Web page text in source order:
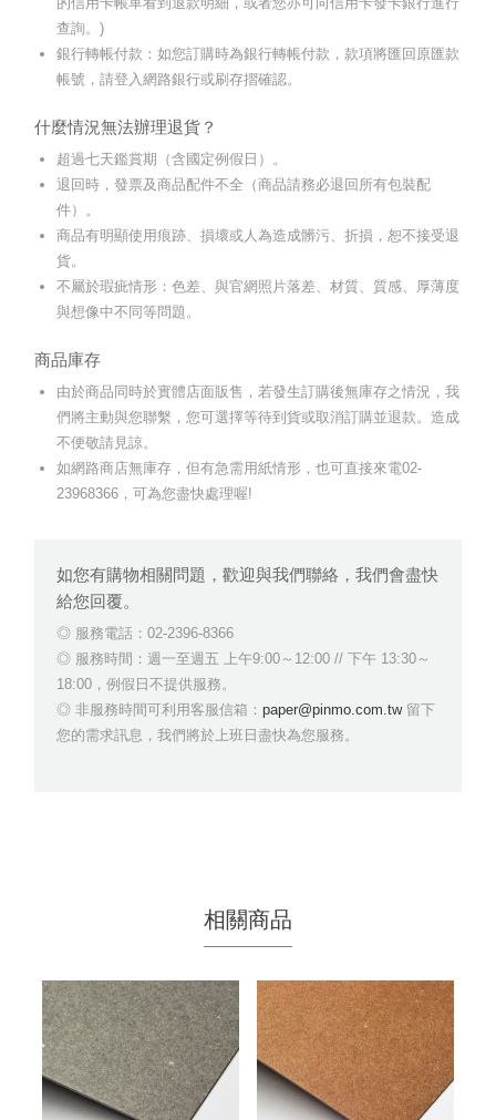
查詢。)
銀行轉帳付款：如您訂購時為銀行轉帳付款，款項將匯回原匯款
帳號，請登入網路銀行或刷存摺確認。
什麼情況無法辦理退貨？
超過七天鑑賞期（含國定例假日）。
退回時，發票及商品配件不全（商品請務必退回所有包裝配
件）。
商品有明顯使用痕跡、損壞或人為造成髒污、折損，恕不接受退
貨。
不屬於瑕疵情形：色差、與官網照片落差、材質、質感、厚薄度
與想像中不同等問題。
商品庫存
由於商品同時於實體店面販售，若發生訂購後無庫存之情況，我
們將主動與您聯繫，您可選擇等待到貨或取消訂購並退款。造成
不便敬請見諒。
如網路商店無庫存，但有急需用紙情形，也可直接來電02-
23968366，可為您盡快處理喔!
如您有購物相關問題，歡迎與我們聯絡，我們會盡快
給您回覆。
服務電話：02-2396-8366
服務時間：週一至週五 上午9:00～12:00 // 下午 13:30～
18:00，例假日不提供服務。
非服務時間可利用客服信箱： paper@pinmo.com.tw留下
您的需求訊息，我們將於上班日盡快為您服務。
相關商品